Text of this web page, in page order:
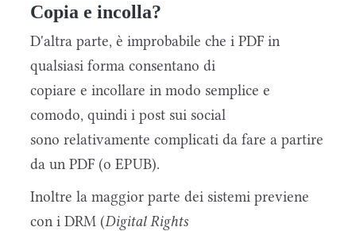
Copia e incolla?
D'altra parte, è improbabile che i PDF in
qualsiasi forma consentano di
copiare e incollare in modo semplice e
comodo, quindi i post sui social
sono relativamente complicati da fare a partire
da un PDF (o EPUB).
Inoltre la maggior parte dei sistemi previene
con i DRM (Digital Rights